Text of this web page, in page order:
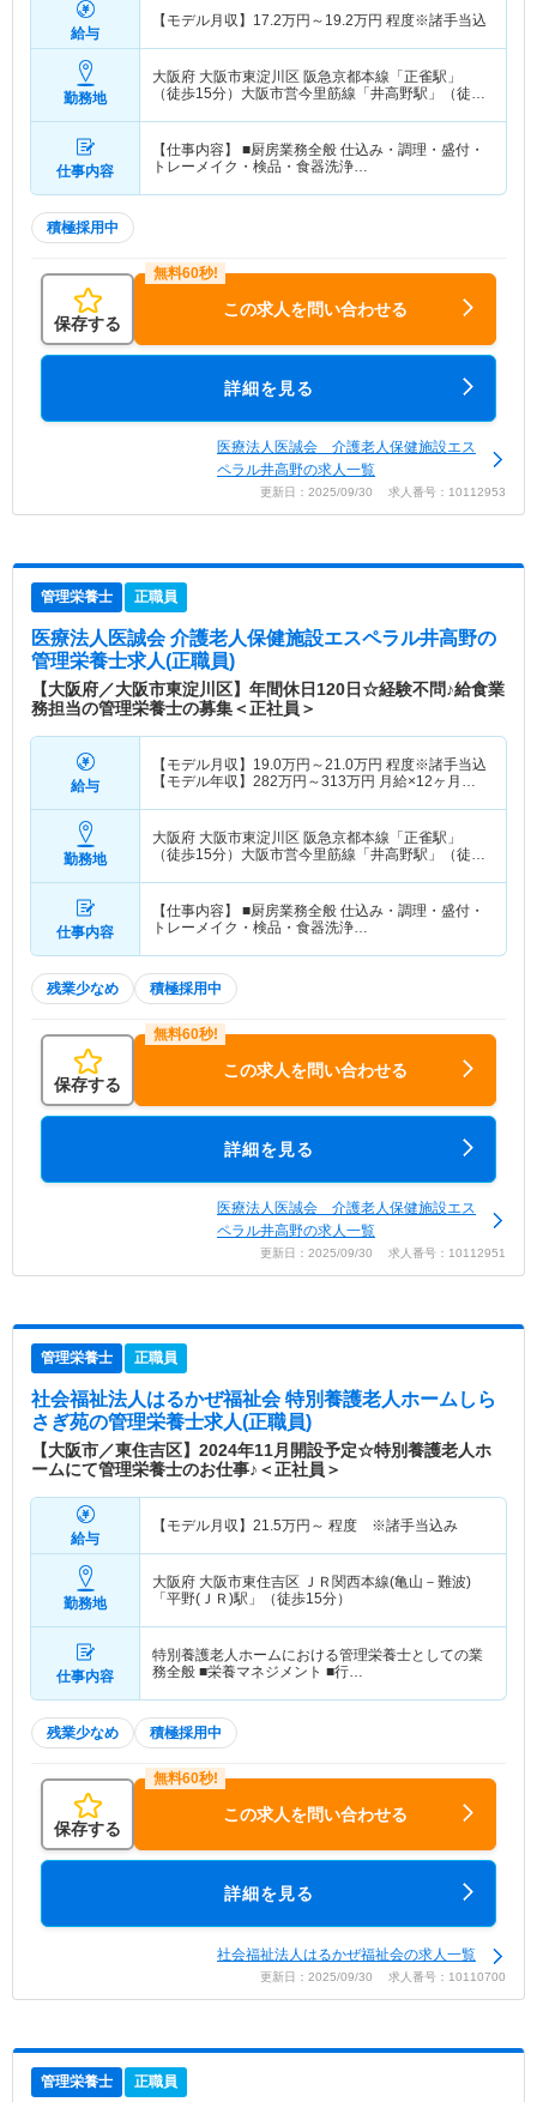
給与
【モデル月収】 17.2万円～ 19.2万円 程度※諸手当込
勤務地
大阪府 大阪市東淀川区 阪急京都本線「正雀駅」
（徒歩15分）大阪市営今里筋線「井高野駅」（徒歩
仕事内容
【仕事内容】 ■厨房業務全般 仕込み・調理・盛付・
トレーメイク・検品・食器洗浄…
積極採用中
保存する
この求人を問い合わせる
詳細を見る
医療法人医誠会 介護老人保健施設エス
ペラル井高野の求人一覧
更新日：2025/09/30 求人番号：10112953
管理栄養士 正職員
医療法人医誠会 介護老人保健施設エスペラル井高野の
管理栄養士求人(正職員)
【大阪府／大阪市東淀川区】年間休日120日☆経験不問♪給食業
務担当の管理栄養士の募集＜正社員＞
給与
【モデル月収】 19.0万円～21.0万円 程度※諸手当込
【モデル年収】 282万円～313万円 月給×12ヶ月＋
勤務地
大阪府 大阪市東淀川区 阪急京都本線「正雀駅」
（徒歩15分）大阪市営今里筋線「井高野駅」（徒歩
仕事内容
【仕事内容】 ■厨房業務全般 仕込み・調理・盛付・
トレーメイク・検品・食器洗浄…
残業少なめ 積極採用中
保存する
この求人を問い合わせる
詳細を見る
医療法人医誠会 介護老人保健施設エス
ペラル井高野の求人一覧
更新日：2025/09/30 求人番号：10112951
管理栄養士 正職員
社会福祉法人はるかぜ福祉会 特別養護老人ホームしら
さぎ苑の管理栄養士求人(正職員)
【大阪市／東住吉区】2024年11月開設予定☆特別養護老人ホ
ームにて管理栄養士のお仕事♪＜正社員＞
給与
【モデル月収】 21.5万円～ 程度 ※諸手当込み
勤務地
大阪府 大阪市東住吉区 ＪＲ関西本線(亀山－難波)
「平野(ＪＲ)駅」（徒歩15分）
仕事内容
特別養護老人ホームにおける管理栄養士としての業
務全般 ■栄養マネジメント ■行…
残業少なめ 積極採用中
保存する
この求人を問い合わせる
詳細を見る
社会福祉法人はるかぜ福祉会の求人一覧
更新日：2025/09/30 求人番号：10110700
管理栄養士 正職員